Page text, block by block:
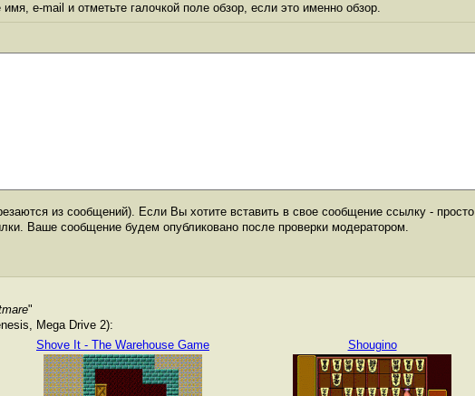
e-mail и отметьте галочкой поле обзор, если это именно обзор.
из сообщений). Если Вы хотите вставить в свое сообщение ссылку - просто
Ваше сообщение будем опубликовано после проверки модератором.
"
Mega Drive 2):
Shove It - The Warehouse Game Shougino